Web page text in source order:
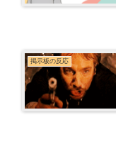
掲示板の反応